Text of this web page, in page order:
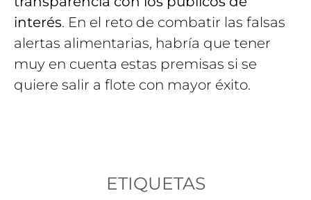
interés. En el reto de combatir las falsas
alertas alimentarias, habría que tener
muy en cuenta estas premisas si se
quiere salir a flote con mayor éxito.
ETIQUETAS